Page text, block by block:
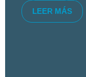
LEER MÁS